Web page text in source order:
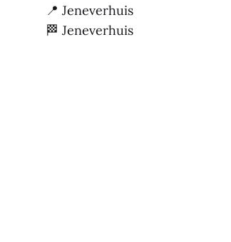
📍 Jeneverhuis
🏁 Jeneverhuis